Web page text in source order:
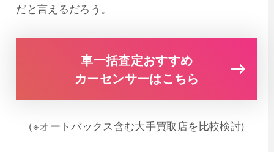
だと言えるだろう。
車一括査定おすすめ
カーセンサーはこちら
(※オートバックス含む大手買取店を比較検討)